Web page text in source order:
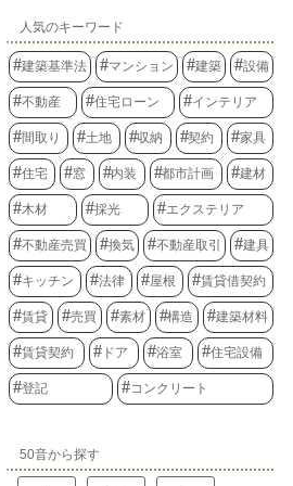
人気のキーワード
建築基準法 マンション 建築 設備
不動産 住宅ローン インテリア
間取り 土地 収納 契約 家具
住宅 窓 内装 都市計画 建材
木材 採光 エクステリア
不動産売買 換気 不動産取引 建具
キッチン 法律 屋根 賃貸借契約
賃貸 売買 素材 構造 建築材料
賃貸契約 ドア 浴室 住宅設備
登記 コンクリート
50音から探す